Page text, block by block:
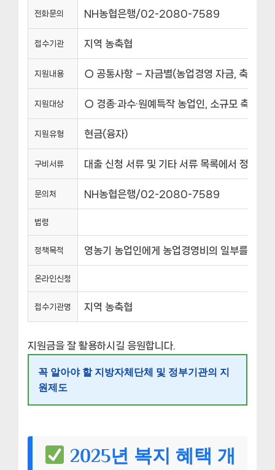
전화문의 NH농협은행/02-2080-7589
접수기관 지역 농축협
지원내용 ○ 공통사항 – 자금별(농업경영 자금, 축산경
지원대상 ○ 경종·과수·원예특작 농업인, 소규모 축산
지원유형 현금(융자)
구비서류 대출 신청 서류 및 기타 서류 목록에서 정한 서
문의처 NH농협은행/02-2080-7589
법령
정책목적 영농기 농업인에게 농업경영비의 일부를 저리
온라인신청
접수기관명 지역 농축협
지원금을 잘 활용하시길 응원합니다.
꼭 알아야 할 지방자체단체 및 정부기관의 지
원제도
2025년 복지 혜택 개